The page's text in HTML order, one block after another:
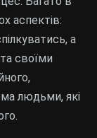
аспектів:
а
своїми
людьми, які